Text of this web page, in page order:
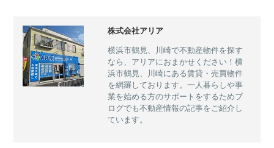
株式会社アリア
横浜市鶴見、川崎で不動産物件を探す
なら、アリアにおまかせください！横
浜市鶴見、川崎にある賃貸・売買物件
を網羅しております。一人暮らしや事
業を始める方のサポートをするためブ
ログでも不動産情報の記事をご紹介し
ています。